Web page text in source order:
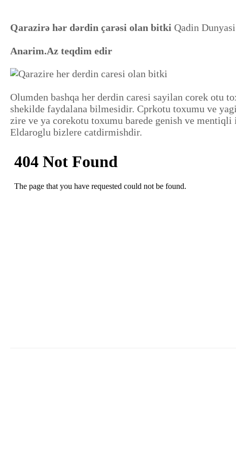
Qarazirə hər dərdin çarəsi olan bitki Qadin Dunyasi
Anarim.Az teqdim edir
Olumden bashqa her derdin caresi sayilan corek otu
shekilde faydalana bilmesidir. Cprkotu toxumu ve
zire ve ya corekotu toxumu barede genish ve
Eldaroglu bizlere catdirmishdir.